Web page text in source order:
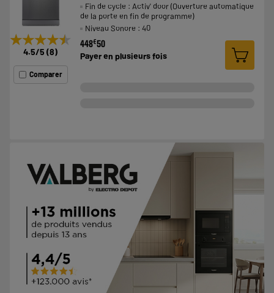
★★★★★
★★★★★
4.5/5 (8)
Comparer
Fin de cycle : Activ' door (Ouverture automatique
de la porte en fin de programme)
Niveau Sonore : 40
448€50
Payer en plusieurs fois